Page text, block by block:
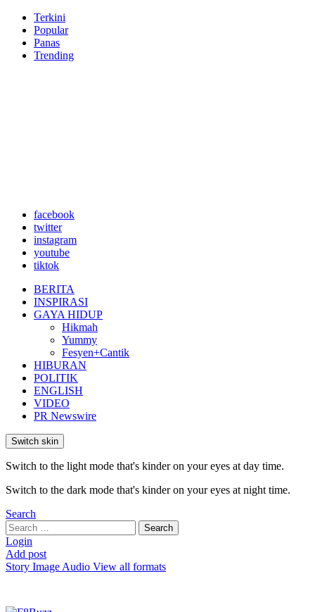
Terkini
Popular
Panas
Trending
facebook
twitter
instagram
youtube
tiktok
BERITA
INSPIRASI
GAYA HIDUP
Hikmah
Yummy
Fesyen+Cantik
HIBURAN
POLITIK
ENGLISH
VIDEO
PR Newswire
Switch skin
Switch to the light mode that's kinder on your eyes at day time.
Switch to the dark mode that's kinder on your eyes at night time.
Search
Search
for:
Search
Login
Add post
Story Image Audio View all formats